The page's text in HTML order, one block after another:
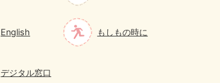
English もしもの時に
デジタル窓口